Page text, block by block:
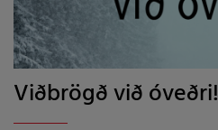
Viðbrögð við óveðri!